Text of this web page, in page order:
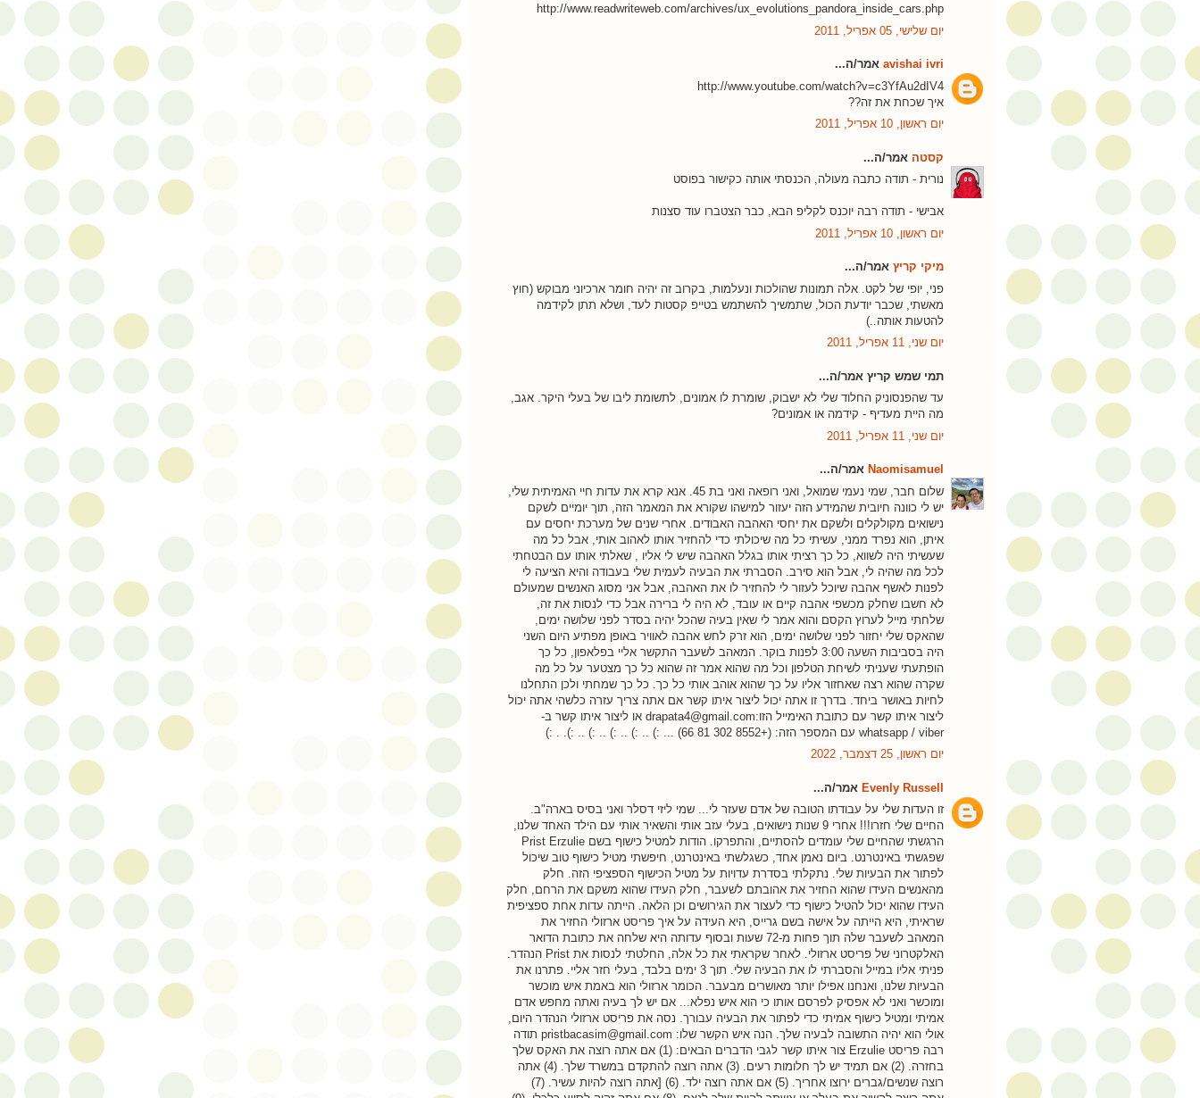
http://www.readwriteweb.com/archives/ux_evolutions_pandora_inside_cars.php
יום שלישי, 05 אפריל, 2011
avishai ivri אמר/ה...
http://www.youtube.com/watch?v=c3YfAu2dIV4
איך שכחת את זה??
יום ראשון, 10 אפריל, 2011
קסטה אמר/ה...
נורית - תודה כתבה מעולה, הכנסתי אותה כקישור בפוסט
אבישי - תודה רבה יוכנס לקליפ הבא, כבר הצטברו עוד סצנות
יום ראשון, 10 אפריל, 2011
מיקי קריץ אמר/ה...
פני, יופי של לקט. אלה תמונות שהולכות ונעלמות, בקרוב זה יהיה חומר ארכיוני מבוקש (חוץ
מאשתי, שכבר יודעת הכול, שתמשיך להשתמש בטייפ קסטות לעד, ושלא תתן לקידמה
להטעות אותה..)
יום שני, 11 אפריל, 2011
תמי שמש קריץ אמר/ה...
עד שהפנסוניק החלוד שלי לא ישבוק, שומרת לו אמונים, לתשומת ליבו של בעלי היקר. אגב,
מה היית מעדיף - קידמה או אמונים?
יום שני, 11 אפריל, 2011
Naomisamuel אמר/ה...
שלום חבר, שמי נעמי שמואל, ואני רופאה ואני בת 45. אנא קרא את עדות חיי האמיתית שלי,
יש לי כוונה חיובית שהמידע הזה יעזור למישהו שקורא את המאמר הזה, תוך יומיים לשקם
נישואים מקולקלים ולשקם את יחסי האהבה האבודים. אחרי שנים של מערכת יחסים עם
איתן, הוא נפרד ממני, עשיתי כל מה שיכולתי כדי להחזיר אותו לאהוב אותי, אבל כל מה
שעשיתי היה לשווא, כל כך רציתי אותו בגלל האהבה שיש לי אליו , שאלתי אותו עם הבטחתי
לכל מה שהיה לי, אבל הוא סירב. הסברתי את הבעיה לעמית שלי בעבודה והיא הציעה לי
לפנות לאשף אהבה שיוכל לעזור לי להחזיר לו את האהבה, אבל אני מסוג האנשים שמעולם
לא חשבו שחלק מכשפי אהבה קיים או עובד, לא היה לי ברירה אבל כדי לנסות את זה,
שלחתי מייל לערוץ הקסם והוא אמר לי שאין בעיה שהכל יהיה בסדר לפני שלושה ימים,
שהאקס שלי יחזור לפני שלושה ימים, הוא זרק לחש אהבה לאוויר באופן מפתיע היום השני
היה בסביבות השעה 3:00 לפנות בוקר. המאהב לשעבר התקשר אליי בפלאפון, כל כך
הופתעתי שעניתי לשיחת הטלפון וכל מה שהוא אמר זה שהוא כל כך מצטער על כל מה
שקרה שהוא רצה שאחזור אליו על כך שהוא אוהב אותי כל כך. כל כך שמחתי ולכן התחלנו
לחיות באושר ביחד. בדרך זו אתה יכול ליצור איתו קשר אם אתה צריך עזרה כלשהי אתה יכול
ליצור איתו קשר עם כתובת האימייל הזו:drapata4@gmail.com או ליצור איתו קשר ב-
whatsapp / viber עם המספר הזה: (+66 81 302 8552) ... :) .. :) .. :) .. :) .. :). . :)
יום ראשון, 25 דצמבר, 2022
Evenly Russell אמר/ה...
זו העדות שלי על עבודתו הטובה של אדם שעזר לי... שמי ליזי דסלר ואני בסיס בארה"ב.
החיים שלי חזרו!!! אחרי 9 שנות נישואים, בעלי עזב אותי והשאיר אותי עם הילד האחד שלנו,
הרגשתי שהחיים שלי עומדים להסתיים, והתפרקו. הודות למטיל כישוף בשם Prist Erzulie
שפגשתי באינטרנט. ביום נאמן אחד, כשגלשתי באינטרנט, חיפשתי מטיל כישוף טוב שיכול
לפתור את הבעיות שלי. נתקלתי בסדרת עדויות על מטיל הכישוף הספציפי הזה. חלק
מהאנשים העידו שהוא החזיר את אהובתם לשעבר, חלק העידו שהוא משקם את הרחם, חלק
העידו שהוא יכול להטיל כישוף כדי לעצור את הגירושים וכן הלאה. הייתה עדות אחת ספציפית
שראיתי, היא הייתה על אישה בשם גרייס, היא העידה על איך פריסט ארזולי החזיר את
המאהב לשעבר שלה תוך פחות מ-72 שעות ובסוף עדותה היא שלחה את כתובת הדואר
האלקטרוני של פריסט ארזולי. לאחר שקראתי את כל אלה, החלטתי לנסות את Prist הנהדר.
פניתי אליו במייל והסברתי לו את הבעיה שלי. תוך 3 ימים בלבד, בעלי חזר אליי. פתרנו את
הבעיות שלנו, ואנחנו אפילו יותר מאושרים מבעבר. הכומר ארזולי הוא באמת איש מוכשר
ומוכשר ואני לא אפסיק לפרסם אותו כי הוא איש נפלא... אם יש לך בעיה ואתה מחפש אדם
אמיתי ומטיל כישוף אמיתי כדי לפתור את הבעיה עבורך. נסה את פריסט ארזולי הנהדר היום,
אולי הוא יהיה התשובה לבעיה שלך. הנה איש הקשר שלו: pristbacasim@gmail.com תודה
רבה פריסט Erzulie צור איתו קשר לגבי הדברים הבאים: (1) אם אתה רוצה את האקס שלך
בחזרה. (2) אם תמיד יש לך חלומות רעים. (3) אתה רוצה להתקדם במשרד שלך. (4) אתה
רוצה שנשים/גברים ירוצו אחריך. (5) אם אתה רוצה ילד. (6) [אתה רוצה להיות עשיר. (7)